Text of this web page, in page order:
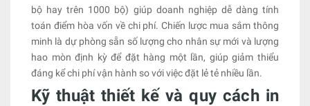
bộ hay trên 1000 bộ) giúp doanh nghiệp dễ dàng tính
toán điểm hòa vốn về chi phí. Chiến lược mua sắm thông
minh là dự phòng sẵn số lượng cho nhân sự mới và lượng
hao mòn định kỳ để đặt hàng một lần, giúp giảm thiểu
đáng kể chi phí vận hành so với việc đặt lẻ tẻ nhiều lần.
Kỹ thuật thiết kế và quy cách in